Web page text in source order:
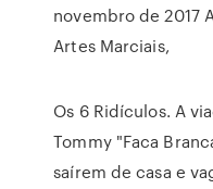
novembro de 2017
Artes Marciais,
Os 6 Ridículos. A
Tommy "Faca
saírem de casa e